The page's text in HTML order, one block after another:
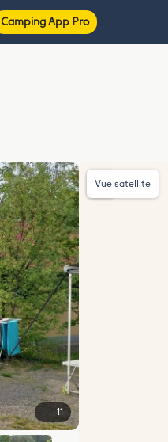
Camping App Pro
11
Vue satellite